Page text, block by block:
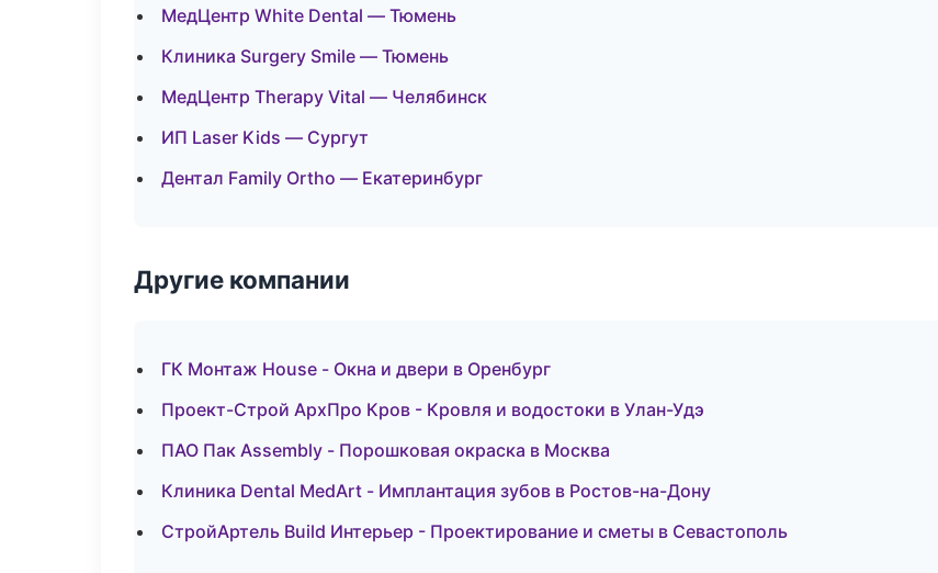
МедЦентр White Dental — Тюмень
Клиника Surgery Smile — Тюмень
МедЦентр Therapy Vital — Челябинск
ИП Laser Kids — Сургут
Дентал Family Ortho — Екатеринбург
Другие компании
ГК Монтаж House - Окна и двери в Оренбург
Проект-Строй АрхПро Кров - Кровля и водостоки в Улан-Удэ
ПАО Пак Assembly - Порошковая окраска в Москва
Клиника Dental MedArt - Имплантация зубов в Ростов-на-Дону
СтройАртель Build Интерьер - Проектирование и сметы в Севастополь